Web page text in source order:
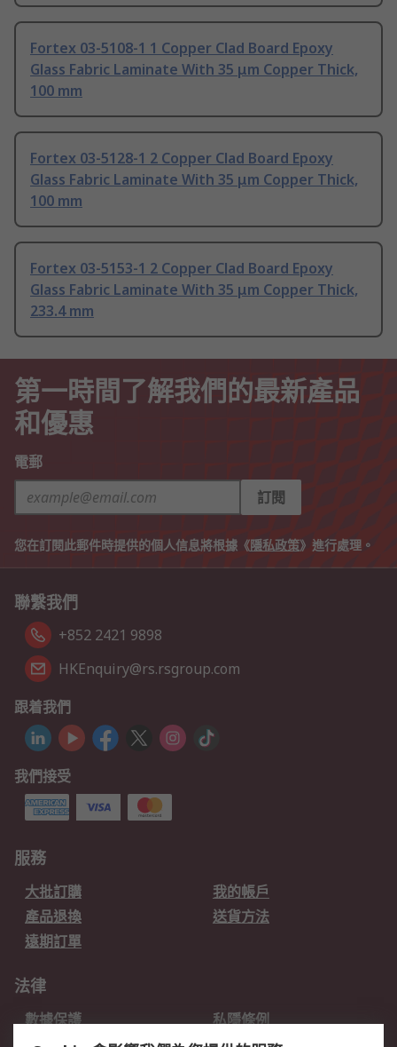
Fortex 03-5108-1 1 Copper Clad Board Epoxy
Glass Fabric Laminate With 35 μm Copper Thick,
100 mm
Fortex 03-5128-1 2 Copper Clad Board Epoxy
Glass Fabric Laminate With 35 μm Copper Thick,
100 mm
Fortex 03-5153-1 2 Copper Clad Board Epoxy
Glass Fabric Laminate With 35 μm Copper Thick,
233.4 mm
第一時間了解我們的最新產品
和優惠
電郵
訂閱
您在訂閱此郵件時提供的個人信息將根據《隱私政策》進行處理。
聯繫我們
+852 2421 9898
HKEnquiry@rs.rsgroup.com
跟着我們
我們接受
服務
大批訂購
我的帳戶
產品退換
送貨方法
遠期訂單
法律
數據保護
私隱條例